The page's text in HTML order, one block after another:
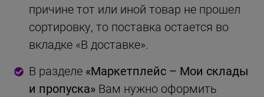
причине тот или иной товар не прошел
сортировку, то поставка остается во
вкладке «В доставке».
В разделе «Маркетплейс – Мои склады
и пропуска» Вам нужно оформить